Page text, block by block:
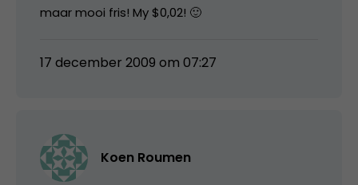
maar mooi fris! My $0,02! 🙂
17 december 2009 om 07:27
Koen Roumen